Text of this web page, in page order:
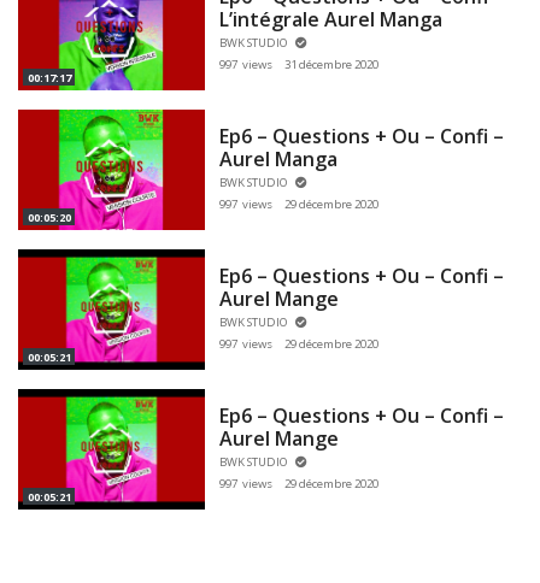
00:17:17
L’intégrale Aurel Manga
BWK STUDIO
997 views
31 décembre 2020
00:05:20
Ep6 – Questions + Ou – Confi –
Aurel Manga
BWK STUDIO
997 views
29 décembre 2020
00:05:21
Ep6 – Questions + Ou – Confi –
Aurel Mange
BWK STUDIO
997 views
29 décembre 2020
00:05:21
Ep6 – Questions + Ou – Confi –
Aurel Mange
BWK STUDIO
997 views
29 décembre 2020